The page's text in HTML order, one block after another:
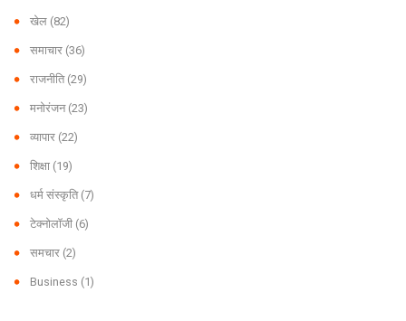
खेल (82)
समाचार (36)
राजनीति (29)
मनोरंजन (23)
व्यापार (22)
शिक्षा (19)
धर्म संस्कृति (7)
टेक्नोलॉजी (6)
समचार (2)
Business (1)